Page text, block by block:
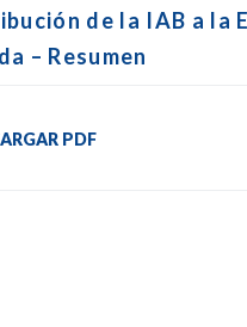
de la IAB a la
– Resumen
PDF